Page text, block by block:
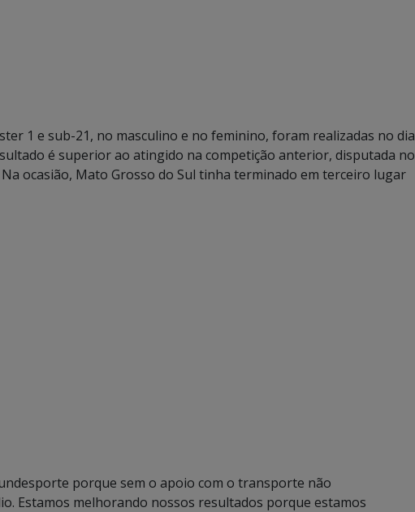
1 e sub-21, no masculino e no feminino, foram realizadas no dia
é superior ao atingido na competição anterior, disputada no
ocasião, Mato Grosso do Sul tinha terminado em terceiro lugar
porque sem o apoio com o transporte não
Estamos melhorando nossos resultados porque estamos